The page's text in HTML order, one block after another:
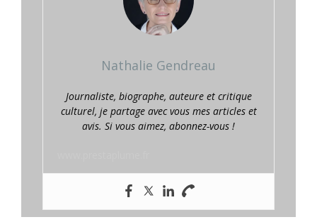
Nathalie Gendreau
Journaliste, biographe, auteure et critique
culturel, je partage avec vous mes articles et
avis. Si vous aimez, abonnez-vous !